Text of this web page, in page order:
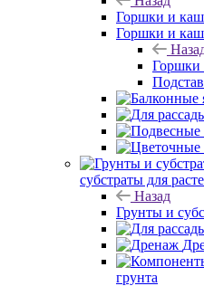
Горшки и
Горшки и
Горшки
субстраты для
Назад
Грунты и
грунта